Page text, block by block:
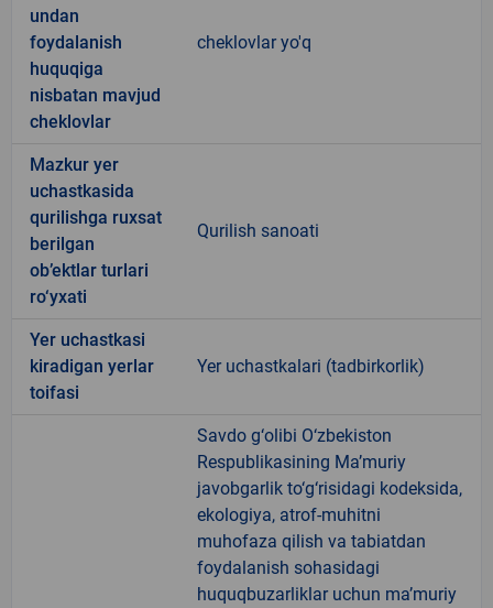
undan
foydalanish
huquqiga
nisbatan mavjud
cheklovlar
cheklovlar yo'q
Mazkur yer
uchastkasida
qurilishga ruxsat
berilgan
ob’ektlar turlari
ro‘yxati
Qurilish sanoati
Yer uchastkasi
kiradigan yerlar
toifasi
Yer uchastkalari (tadbirkorlik)
Savdo g‘olibi O‘zbekiston
Respublikasining Ma’muriy
javobgarlik to‘g‘risidagi kodeksida,
ekologiya, atrof-muhitni
muhofaza qilish va tabiatdan
foydalanish sohasidagi
huquqbuzarliklar uchun ma’muriy